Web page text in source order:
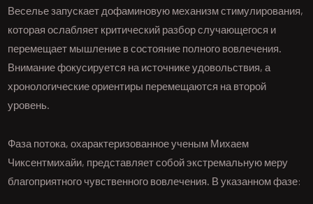
Веселье запускает дофаминовую механизм стимулирования,
которая ослабляет критический разбор случающегося и
перемещает мышление в состояние полного вовлечения.
Внимание фокусируется на источнике удовольствия, а
хронологические ориентиры перемещаются на второй
уровень.
Фаза потока, охарактеризованное ученым Михаем
Чиксентмихайи, представляет собой экстремальную меру
благоприятного чувственного вовлечения. В указанном фазе: